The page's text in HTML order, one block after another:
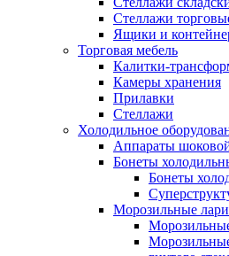
Стеллажи
Ящики и
Торговая мебель
Калитки-
Камеры хранения
Прилавки
Стеллажи
Холодильное
Аппараты
Бонеты
Бонеты
Морозильные лари